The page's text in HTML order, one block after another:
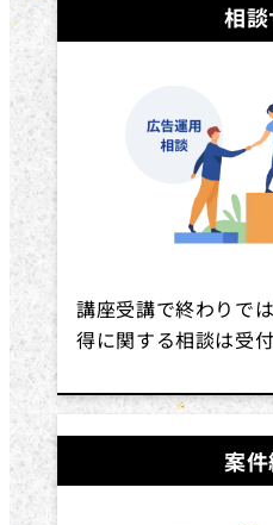
相
講座受講で終わりで
得に関する相談は受
案